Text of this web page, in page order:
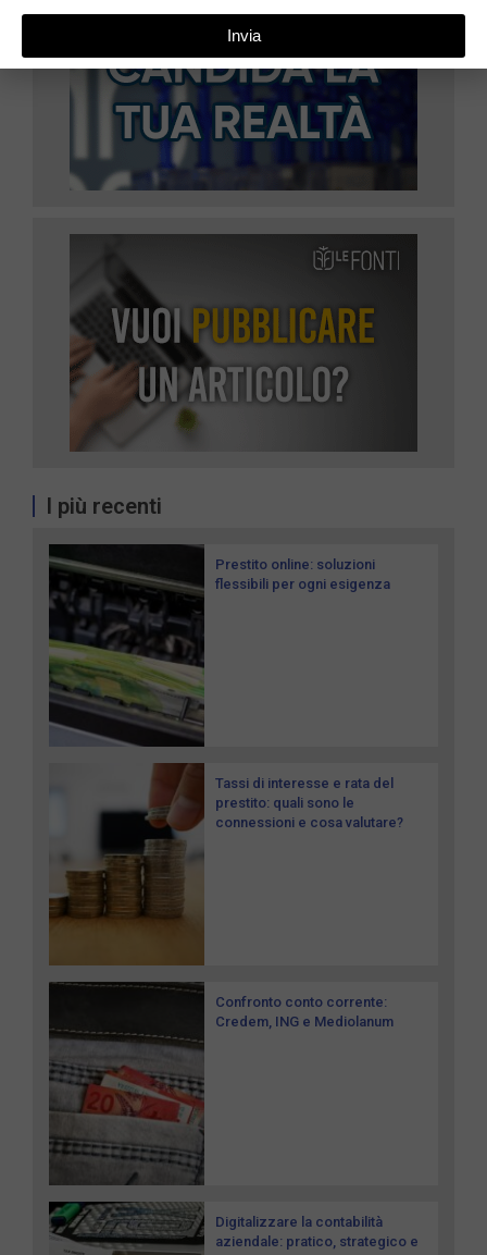
I più recenti
Prestito online: soluzioni
flessibili per ogni esigenza
Tassi di interesse e rata del
prestito: quali sono le
connessioni e cosa valutare?
Confronto conto corrente:
Credem, ING e Mediolanum
Digitalizzare la contabilità
aziendale: pratico, strategico e
Invia